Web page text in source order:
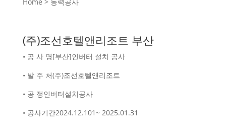
(주)조선호텔앤리조트 부산
• 공 사 명[부산]인버터 설치 공사
• 발 주 처(주)조선호텔앤리조트
• 공 정인버터설치공사
• 공사기간2024.12.101~ 2025.01.31